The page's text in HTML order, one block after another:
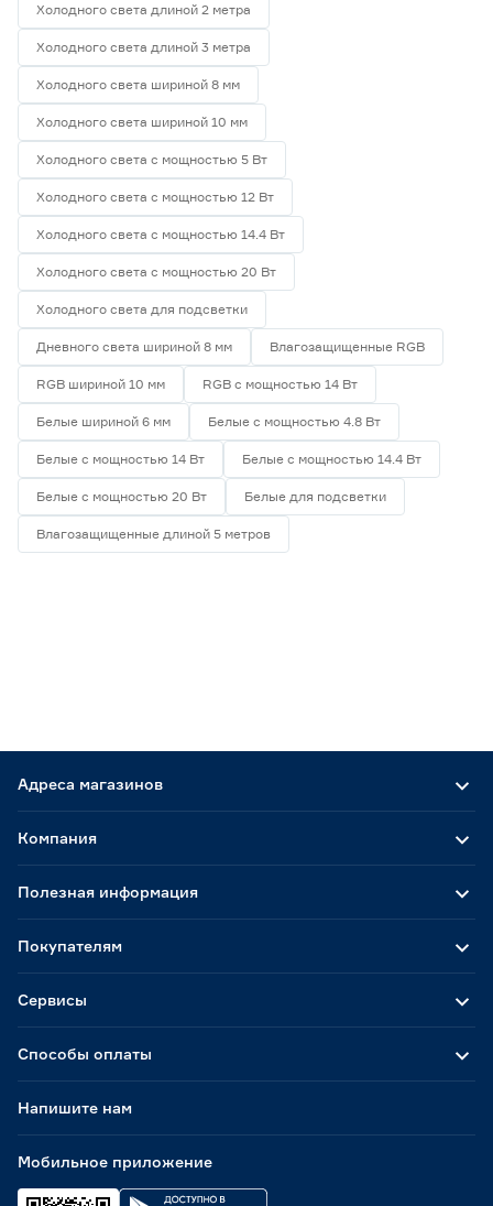
Холодного света длиной 2 метра
Холодного света длиной 3 метра
Холодного света шириной 8 мм
Холодного света шириной 10 мм
Холодного света с мощностью 5 Вт
Холодного света с мощностью 12 Вт
Холодного света с мощностью 14.4 Вт
Холодного света с мощностью 20 Вт
Холодного света для подсветки
Дневного света шириной 8 мм Влагозащищенные RGB
RGB шириной 10 мм RGB с мощностью 14 Вт
Белые шириной 6 мм Белые с мощностью 4.8 Вт
Белые с мощностью 14 Вт Белые с мощностью 14.4 Вт
Белые с мощностью 20 Вт Белые для подсветки
Влагозащищенные длиной 5 метров
Адреса магазинов
Способы оплаты
Мобильное приложение
Компания
Полезная информация
Покупателям
Сервисы
Напишите нам